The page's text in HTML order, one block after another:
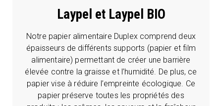
Laypel et Laypel BIO
Notre papier alimentaire Duplex comprend deux
épaisseurs de différents supports (papier et film
alimentaire) permettant de créer une barrière
élevée contre la graisse et l’humidité. De plus, ce
papier vise à réduire l’empreinte écologique. Ce
papier préserve toutes les propriétés des